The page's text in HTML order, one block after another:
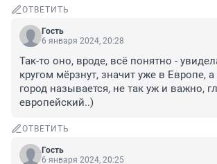
ОТВЕТИТЬ
Гость
6 января 2024, 20:28
Так-то оно, вроде, всё понятно -
кругом мёрзнут, значит уже в Европе,
город называется, не так уж и важно,
европейский..)
ОТВЕТИТЬ
Гость
6 января 2024, 20:25